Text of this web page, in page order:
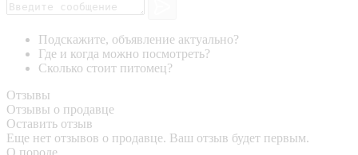
Подскажите, объявление актуально?
Где и когда можно посмотреть?
Сколько стоит питомец?
Отзывы
Отзывы о продавце
Оставить отзыв
Еще нет отзывов о продавце. Ваш отзыв будет первым.